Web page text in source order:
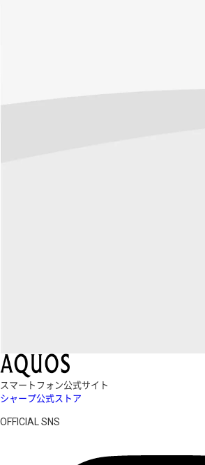
スマートフォン公式サイト
シャープ公式ストア
OFFICIAL SNS